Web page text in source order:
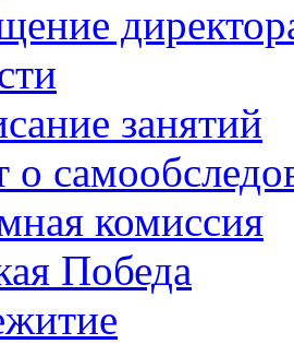
занятий
о
комиссия
Победа